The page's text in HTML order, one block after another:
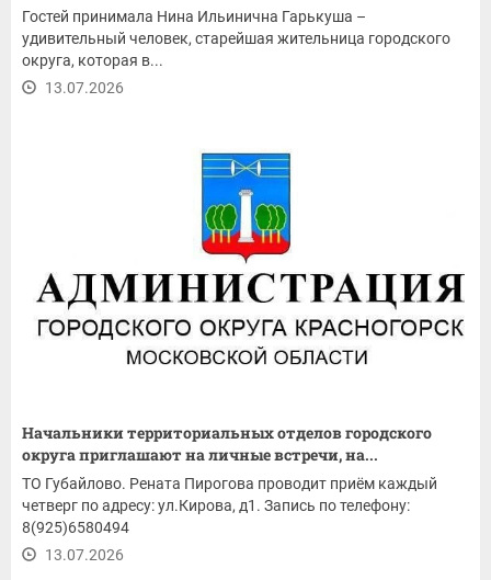
Гостей принимала Нина Ильинична Гарькуша –
удивительный человек, старейшая жительница городского
округа, которая в...
13.07.2026
Начальники территориальных отделов городского
округа приглашают на личные встречи, на...
ТО Губайлово. Рената Пирогова проводит приём каждый
четверг по адресу: ул.Кирова, д1. Запись по телефону:
8(925)6580494
13.07.2026